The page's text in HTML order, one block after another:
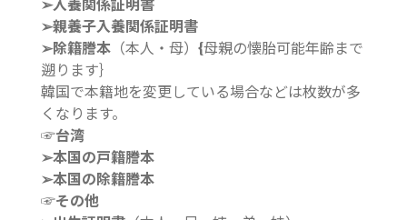
➢親養子入養関係証明書
➢除籍謄本（本人・母） {母親の懐胎可能年齢まで
遡ります｝
韓国で本籍地を変更している場合などは枚数が多
くなります。
☞台湾
➢本国の戸籍謄本
➢本国の除籍謄本
☞その他